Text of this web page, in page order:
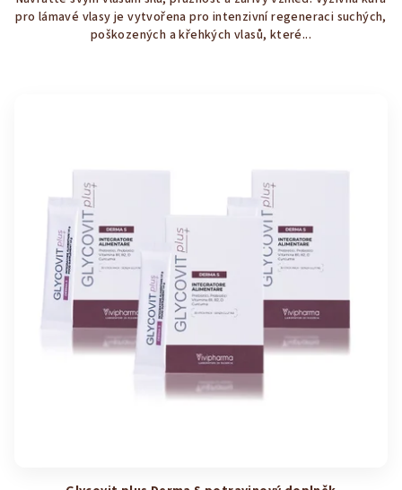
5
hvězdiček.
pro lámavé vlasy je vytvořena pro intenzivní regeneraci suchých,
poškozených a křehkých vlasů, které...